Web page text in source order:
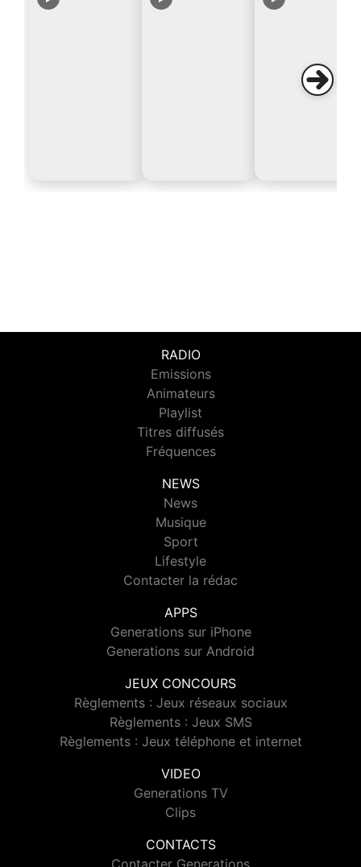
RADIO
Emissions
Animateurs
Playlist
Titres diffusés
Fréquences
NEWS
News
Musique
Sport
Lifestyle
Contacter la rédac
APPS
Generations sur iPhone
Generations sur Android
JEUX CONCOURS
Règlements : Jeux réseaux sociaux
Règlements : Jeux SMS
Règlements : Jeux téléphone et internet
VIDEO
Generations TV
Clips
CONTACTS